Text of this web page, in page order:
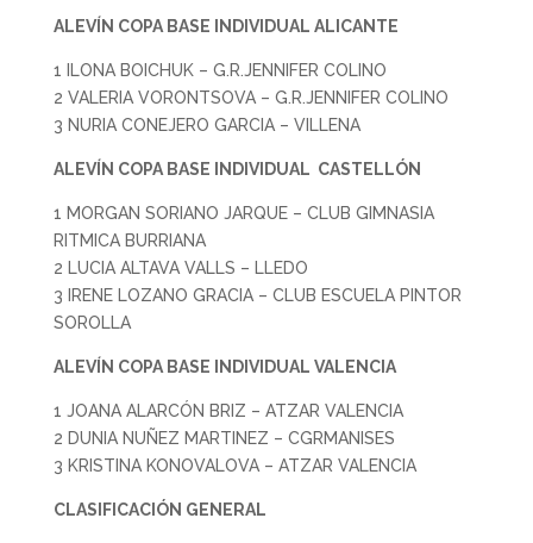
ALEVÍN COPA BASE INDIVIDUAL ALICANTE
1 ILONA BOICHUK – G.R.JENNIFER COLINO
2 VALERIA VORONTSOVA – G.R.JENNIFER COLINO
3 NURIA CONEJERO GARCIA – VILLENA
ALEVÍN COPA BASE INDIVIDUAL CASTELLÓN
1 MORGAN SORIANO JARQUE – CLUB GIMNASIA
RITMICA BURRIANA
2 LUCIA ALTAVA VALLS – LLEDO
3 IRENE LOZANO GRACIA – CLUB ESCUELA PINTOR
SOROLLA
ALEVÍN COPA BASE INDIVIDUAL VALENCIA
1 JOANA ALARCÓN BRIZ – ATZAR VALENCIA
2 DUNIA NUÑEZ MARTINEZ – CGRMANISES
3 KRISTINA KONOVALOVA – ATZAR VALENCIA
CLASIFICACIÓN GENERAL